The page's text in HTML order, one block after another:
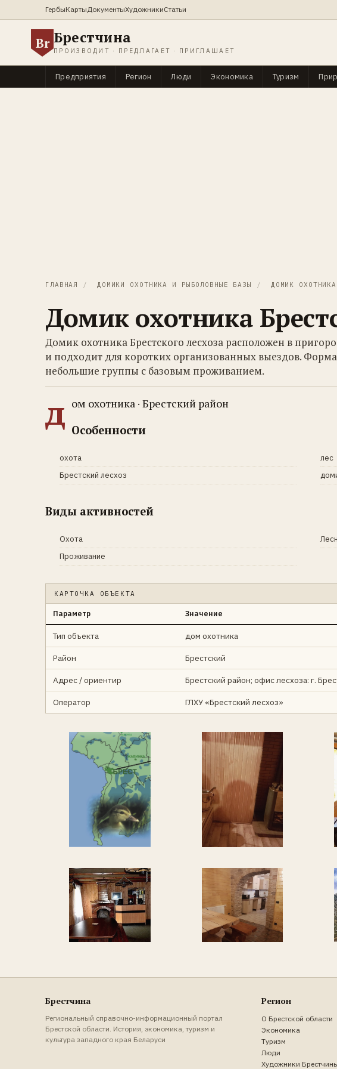
ГербыКартыДокументыХудожникиСтатьи
Br Брестчина
ПРОИЗВОДИТ · ПРЕДЛАГАЕТ · ПРИГЛАШАЕТ
Предприятия Регион Люди Экономика Туризм
ГЛАВНАЯ / ДОМИКИ ОХОТНИКА И РЫБОЛОВНЫЕ БАЗЫ / ДОМИК
Домик охотника
Домик охотника Брестского лесхоза расположен в
и подходит для коротких организованных выездов.
небольшие группы с базовым проживанием.
д ом охотника · Брестский район
Особенности
охота
Брестский лесхоз
лес
Виды активностей
Охота
Проживание
КАРТОЧКА ОБЪЕКТА
Параметр Значение
Тип объекта дом охотника
Район Брестский
Адрес / ориентир Брестский район; офис лесхоза: г.
Оператор ГЛХУ «Брестский лесхоз»
Брестчина
Региональный справочно-информационный портал
Брестской области. История, экономика, туризм и
культура западного края Беларуси
Регион
О Брестской области
Экономика
Туризм
Люди
Художники